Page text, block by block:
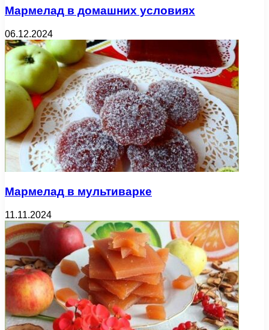
Мармелад в домашних условиях
06.12.2024
Мармелад в мультиварке
11.11.2024